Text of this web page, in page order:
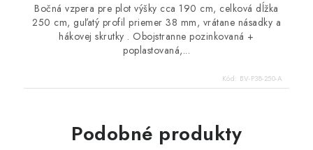
Bočná vzpera pre plot výšky cca 190 cm, celková dĺžka
250 cm, guľatý profil priemer 38 mm, vrátane násadky a
hákovej skrutky . Obojstranne pozinkovaná +
poplastovaná,...
Kód: BV-P38-250-A
Podobné produkty